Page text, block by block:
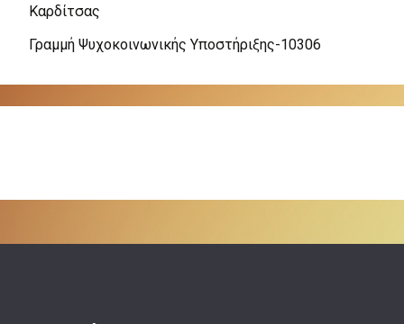
Καρδίτσας
Γραμμή Ψυχοκοινωνικής Υποστήριξης-10306